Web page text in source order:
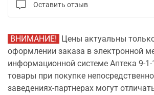
Оставить отзыв
ВНИМАНИЕ! Цены актуальны
оформлении заказа в электронной
информационной системе Аптека 9-
товары при покупке
заведениях-партнерах могут